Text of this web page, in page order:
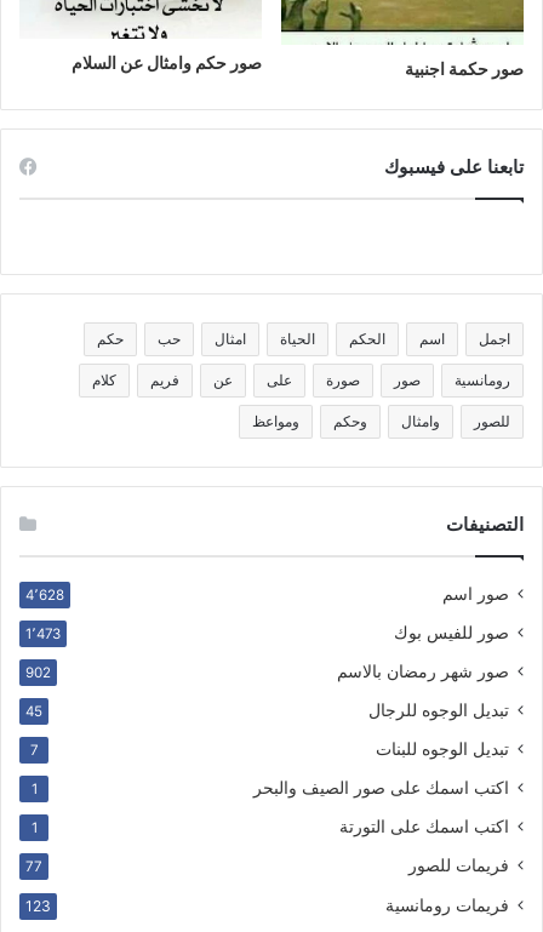
صور حكمة اجنبية صور حكم وامثال عن السلام
تابعنا على فيسبوك
اجمل اسم الحكم الحياة امثال حب حكم
رومانسية صور صورة على عن فريم كلام
للصور وامثال وحكم ومواعظ
التصنيفات
صور اسم 4٬628
صور للفيس بوك 1٬473
صور شهر رمضان بالاسم 902
تبديل الوجوه للرجال 45
تبديل الوجوه للبنات 7
اكتب اسمك على صور الصيف والبحر 1
اكتب اسمك على التورتة 1
فريمات للصور 77
فريمات رومانسية 123